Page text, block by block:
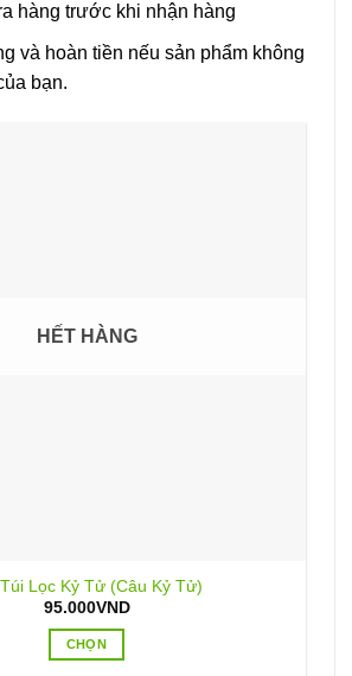
hàng trước khi nhận hàng
và hoàn tiền nếu sản phẩm không
bạn.
HẾT HÀNG
Lọc Kỷ Tử (Câu Kỷ Tử)
95.000VND
CHỌN